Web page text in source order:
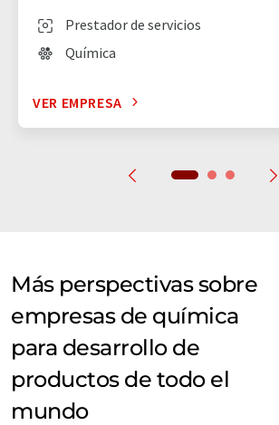
Prestador de servicios
Química
VER EMPRESA
Más perspectivas sobre
empresas de química
para desarrollo de
productos de todo el
mundo